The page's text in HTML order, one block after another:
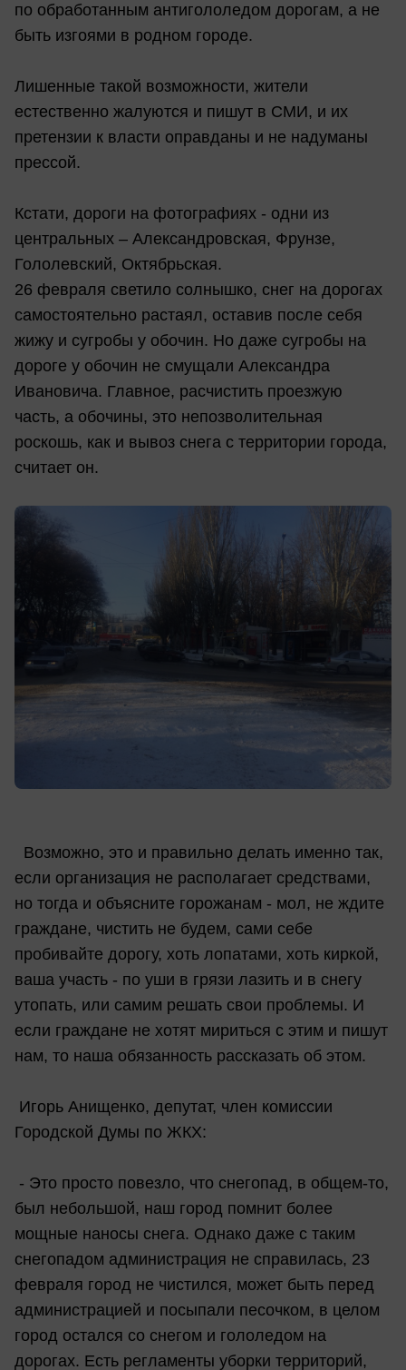
по обработанным антигололедом дорогам, а не
быть изгоями в родном городе.
Лишенные такой возможности, жители
естественно жалуются и пишут в СМИ, и их
претензии к власти оправданы и не надуманы
прессой.
Кстати, дороги на фотографиях - одни из
центральных – Александровская, Фрунзе,
Гололевский, Октябрьская.
26 февраля светило солнышко, снег на дорогах
самостоятельно растаял, оставив после себя
жижу и сугробы у обочин. Но даже сугробы на
дороге у обочин не смущали Александра
Ивановича. Главное, расчистить проезжую
часть, а обочины, это непозволительная
роскошь, как и вывоз снега с территории города,
считает он.
Возможно, это и правильно делать именно так,
если организация не располагает средствами,
но тогда и объясните горожанам - мол, не ждите
граждане, чистить не будем, сами себе
пробивайте дорогу, хоть лопатами, хоть киркой,
ваша участь - по уши в грязи лазить и в снегу
утопать, или самим решать свои проблемы. И
если граждане не хотят мириться с этим и пишут
нам, то наша обязанность рассказать об этом.
Игорь Анищенко, депутат, член комиссии
Городской Думы по ЖКХ:
- Это просто повезло, что снегопад, в общем-то,
был небольшой, наш город помнит более
мощные наносы снега. Однако даже с таким
снегопадом администрация не справилась, 23
февраля город не чистился, может быть перед
администрацией и посыпали песочком, в целом
город остался со снегом и гололедом на
дорогах. Есть регламенты уборки территорий,